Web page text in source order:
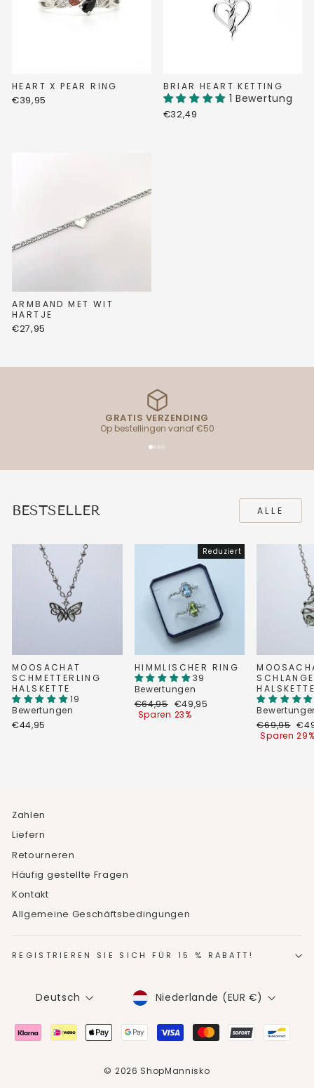
HEART X PEAR RING
€39,95
BRIAR HEART KETTING
1 Bewertung
€32,49
ARMBAND MET WIT
HARTJE
€27,95
GRATIS VERZENDING
Op bestellingen vanaf €50
BESTSELLER ALLE
MOOSACHAT
SCHMETTERLING
HALSKETTE
19
Bewertungen
€44,95
Reduziert
HIMMLISCHER RING
39
Bewertungen
Normaler
Preis
€64,95 Sonderpreis
€49,95
Sparen 23%
Normaler
Preis
€69,95
Sparen
Zahlen
Liefern
Retourneren
Häufig gestellte Fragen
Kontakt
Allgemeine Geschäftsbedingungen
REGISTRIEREN SIE SICH FÜR 15 % RABATT!
SPRACHE
Deutsch WÄHRUNG
Niederlande (EUR €)
© 2026 ShopMannisko